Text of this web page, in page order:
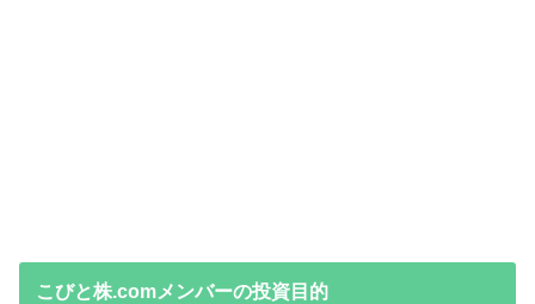
こびと株.comメンバーの投資目的